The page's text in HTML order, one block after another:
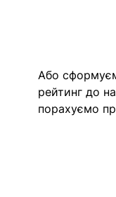
Або
рейтинг до
порахуємо